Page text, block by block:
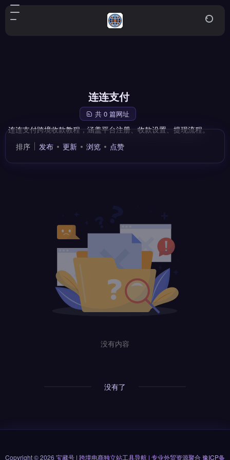
连连支付
共 0 篇网址
连连支付跨境收款教程，涵盖平台注册、收款设置、提现流程。
排序
发布 更新 浏览 点赞
没有内容
没有了
Copyright © 2026 宝藏号 | 跨境电商独立站工具导航 | 专业外贸资源聚合豫ICP备